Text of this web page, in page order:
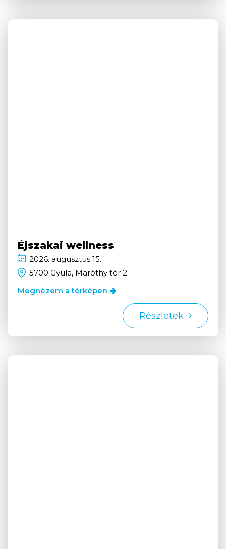
Éjszakai wellness
2026. augusztus 15.
5700 Gyula, Maróthy tér 2.
Megnézem a térképen
Részletek